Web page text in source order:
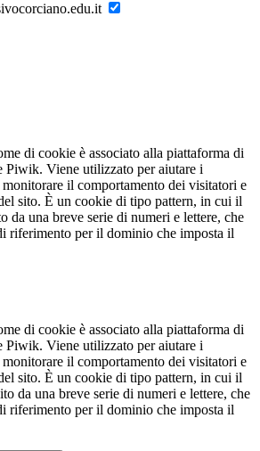
di cookie è associato alla piattaforma di
Piwik. Viene utilizzato per aiutare i
il comportamento dei visitatori e
sito. È un cookie di tipo pattern, in cui il
da una breve serie di numeri e lettere, che
riferimento per il dominio che imposta il
di cookie è associato alla piattaforma di
Piwik. Viene utilizzato per aiutare i
il comportamento dei visitatori e
sito. È un cookie di tipo pattern, in cui il
da una breve serie di numeri e lettere, che
riferimento per il dominio che imposta il